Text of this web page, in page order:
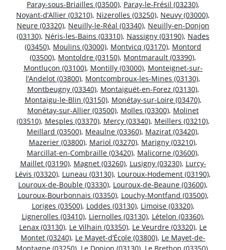
Paray-sous-Briailles (03500), Paray-le-Frésil (03230),
Noyant-d’Allier (03210), Nizerolles (03250), Neuvy (03000),
Neure (03320), Neuilly-le-Réal (03340), Neuilly-en-Donjon
(03130), Néris-les-Bains (03310), Nassigny (03190), Nades
(03450), Moulins (03000), Montvicq (03170), Montord
(03500), Montoldre (03150), Montmarault (03390),
Montluçon (03100), Montilly (03000), Monteignet-sur-
l’Andelot (03800), Montcombroux-les-Mines (03130),
Montbeugny (03340), Montaiguët-en-Forez (03130),
Montaigu-le-Blin (03150), Monétay-sur-Loire (03470),
Monétay-sur-Allier (03500), Molles (03300), Molinet
(03510), Mesples (03370), Mercy (03340), Meillers (03210),
Meillard (03500), Meaulne (03360), Mazirat (03420),
Mazerier (03800), Mariol (03270), Marigny (03210),
Marcillat-en-Combraille (03420), Malicorne (03600),
Maillet (03190), Magnet (03260), Lusigny (03230), Lurcy-
Lévis (03320), Luneau (03130), Louroux-Hodement (03190),
Louroux-de-Bouble (03330), Louroux-de-Beaune (03600),
Louroux-Bourbonnais (03350), Louchy-Montfand (03500),
Loriges (03500), Loddes (03130), Limoise (03320),
Lignerolles (03410), Liernolles (03130), Lételon (03360),
Lenax (03130), Le Vilhain (03350), Le Veurdre (03320), Le
Montet (03240), Le Mayet-d’École (03800), Le Mayet-de-